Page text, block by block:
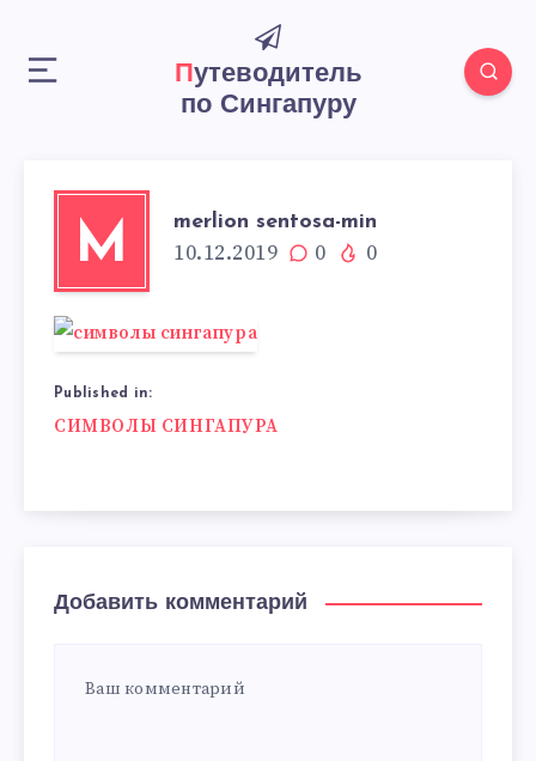
Путеводитель
по Сингапуру
M merlion sentosa-min
10.12.2019 0 0
Published in:
Навигация
СИМВОЛЫ СИНГАПУРА
Добавить комментарий